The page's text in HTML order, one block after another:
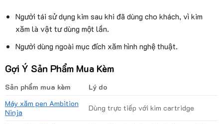
Người tái sử dụng kim sau khi đã dùng cho khách, vì kim
xăm là vật tư dùng một lần.
Người dùng ngoài mục đích xăm hình nghệ thuật.
Gợi Ý Sản Phẩm Mua Kèm
Sản phẩm mua kèm
Lý do
Máy xăm pen Ambition
Ninja
Dùng trực tiếp với kim cartridge